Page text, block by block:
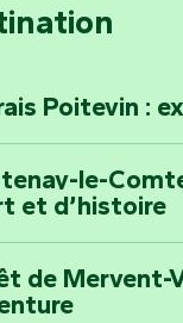
Poitevin :
le-
et d’histoire
de Mervent-
chaque